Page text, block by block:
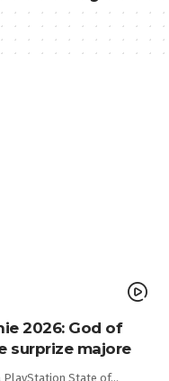
2026: God of
surprize majore
PlayStation State of…